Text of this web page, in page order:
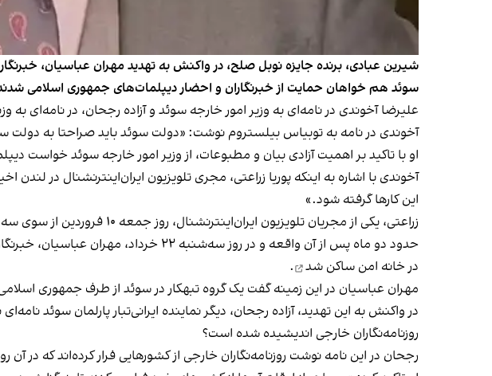
شیرین عبادی، برنده جایزه نوبل صلح، در واکنش به تهدید مهران عباسیان،
سوئد هم خواهان حمایت از خبرنگاران و احضار دیپلمات‌های جمهوری اسلامی
علیرضا آخوندی در نامه‌ای به وزیر امور خارجه سوئد و آزاده رجحان، در نامه‌ای
آخوندی در نامه‌ به توبیاس بیلستروم نوشت: «دولت سوئد باید صراحتا به
او با تاکید بر اهمیت آزادی بیان و مطبوعات، از وزیر امور خارجه سوئد خواست
آخوندی با اشاره به اینکه پوریا زراعتی، مجری تلویزیون ایران‌اینترنشنال در
این کارها گرفته شود.»
زراعتی، یکی از مجریان تلویزیون ایران‌اینترنشنال، روز جمعه ۱۰ فروردین از سوی سه مهاجم
حدود دو ماه پس از آن واقعه و در روز سه‌شنبه ۲۲ خرداد، مهران عباسیان، خبرنگار ایران‌اینترنشنال در سوئد در پی تهدید‌های امنیتی که پلیس سوئد آن را «جدی و واقعی» ارزیابی کرد،
در خانه امن ساکن شد
.
مهران عباسیان در این زمینه گفت یک گروه تبهکار در سوئد از طرف جمهوری
در واکنش به این تهدید، آزاده رجحان، دیگر نماینده ایرانی‌تبار پارلمان سوئد
روزنامه‌نگاران خارجی اندیشیده شده است؟
رجحان در این نامه نوشت روزنامه‌نگاران خارجی از کشورهایی فرار کرده‌اند که در آن